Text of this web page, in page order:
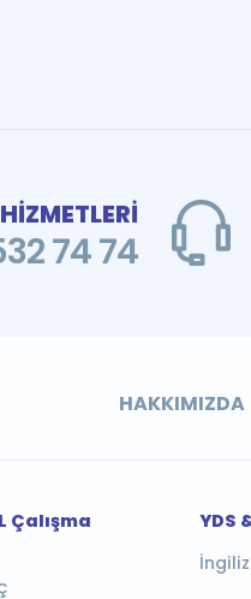
74 74
HAKKIMIZDA
Çalışma
YDS